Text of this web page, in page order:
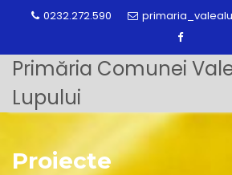
0232.272.590
Primăria Comunei
Lupului
Proiecte